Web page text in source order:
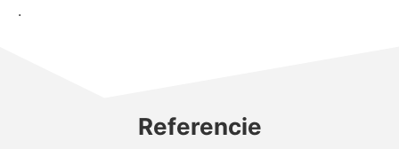
.
Referencie